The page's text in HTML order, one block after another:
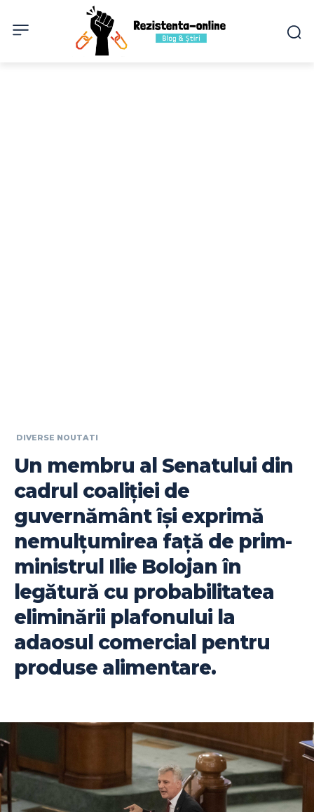
DIVERSE NOUTATI
Un membru al Senatului din
cadrul coaliției de
guvernământ își exprimă
nemulțumirea față de prim-
ministrul Ilie Bolojan în
legătură cu probabilitatea
eliminării plafonului la
adaosul comercial pentru
produse alimentare.